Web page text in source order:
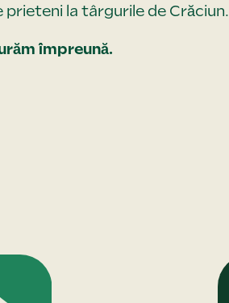
la târgurile de Crăciun.
împreună.